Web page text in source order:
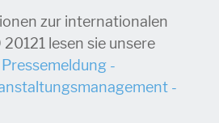
zur internationalen
lesen sie unsere
Pressemeldung -
-